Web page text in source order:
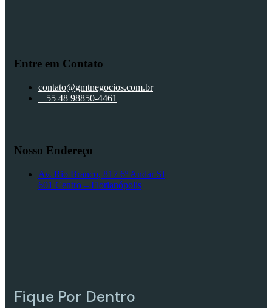
Entre em Contato
contato@gmtnegocios.com.br
+ 55 48 98850-4461
Nosso Endereço
Av. Rio Branco, 817 6º Andar Sl
601 Centro – Florianópolis
Fique Por Dentro